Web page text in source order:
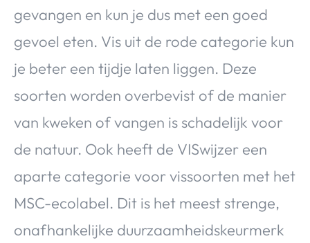
gevangen en kun je dus met een goed
gevoel eten. Vis uit de rode categorie kun
je beter een tijdje laten liggen. Deze
soorten worden overbevist of de manier
van kweken of vangen is schadelijk voor
de natuur. Ook heeft de VISwijzer een
aparte categorie voor vissoorten met het
MSC-ecolabel. Dit is het meest strenge,
onafhankelijke duurzaamheidskeurmerk